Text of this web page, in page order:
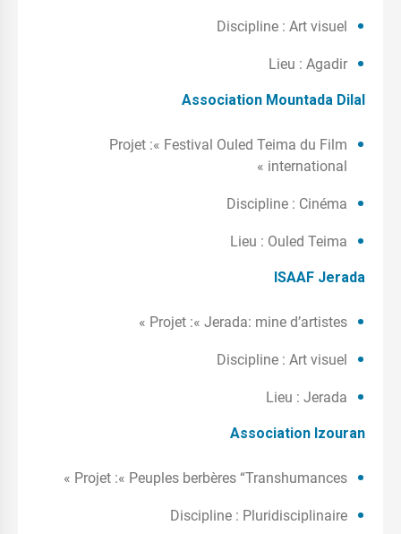
Discipline : Art visuel
Lieu : Agadir
Association Mountada Dilal
Projet :« Festival Ouled Teima du Film
international »
Discipline : Cinéma
Lieu : Ouled Teima
ISAAF Jerada
Projet :« Jerada: mine d’artistes »
Discipline : Art visuel
Lieu : Jerada
Association Izouran
Projet :« Peuples berbères “Transhumances »
Discipline : Pluridisciplinaire